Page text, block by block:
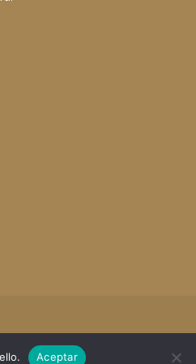
Aceptar